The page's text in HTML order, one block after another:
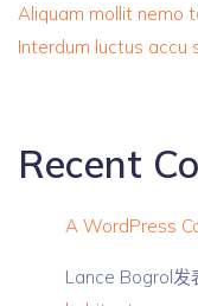
Aliquam mollit nemo
Interdum luctus accu
Recent
A WordPress
Lance Bogrol发